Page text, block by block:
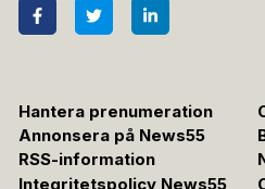
Hantera prenumeration
Annonsera på News55
RSS-information
Integritetspolicy News55